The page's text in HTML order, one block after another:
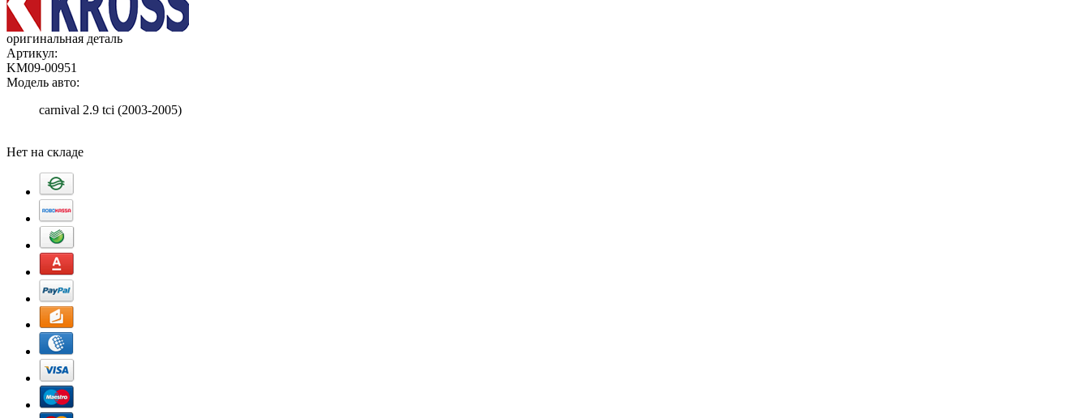
оригинальная деталь
Артикул:
KM09-00951
Модель авто:
carnival 2.9 tci (2003-2005)
Нет на складе